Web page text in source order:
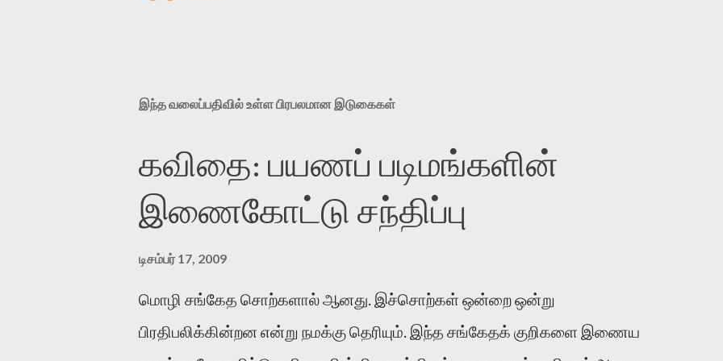
இந்த வலைப்பதிவில் உள்ள பிரபலமான இடுகைகள்
கவிதை: பயணப் படிமங்களின்
இணைகோட்டு சந்திப்பு
டிசம்பர் 17, 2009
மொழி சங்கேத சொற்களால் ஆனது. இச்சொற்கள் ஒன்றை ஒன்று
பிரதிபலிக்கின்றன என்று நமக்கு தெரியும். இந்த சங்கேதக் குறிகளை இணைய